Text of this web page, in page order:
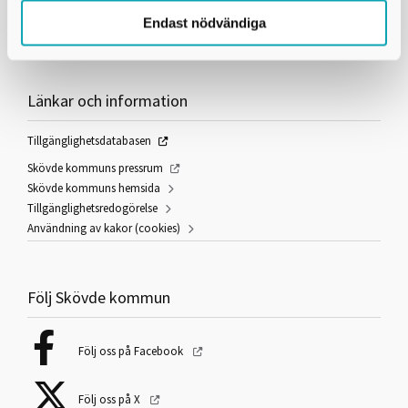
Endast nödvändiga
Kontaktcenter:0500-49 80 00
Felanmälan dygnet runt:0500 - 49 97 00
Länkar och information
Tillgänglighetsdatabasen
Skövde kommuns pressrum
Skövde kommuns hemsida
Tillgänglighetsredogörelse
Användning av kakor (cookies)
Följ Skövde kommun
Följ oss på Facebook
Följ oss på X